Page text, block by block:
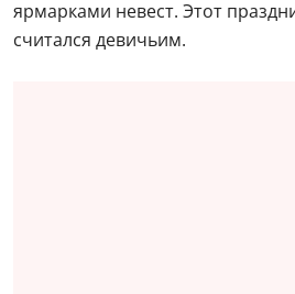
ярмарками невест. Этот
считался девичьим.